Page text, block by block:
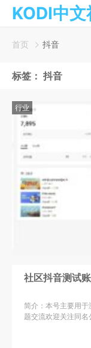
KODI中文
首页 抖音
标签： 抖音
行业
社区抖音测试
简介：本号主要用
题交流欢迎关注同